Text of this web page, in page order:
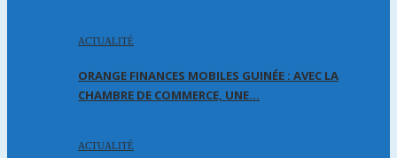
ACTUALITÉ
ORANGE FINANCES MOBILES GUINÉE : AVEC LA
CHAMBRE DE COMMERCE, UNE…
ACTUALITÉ